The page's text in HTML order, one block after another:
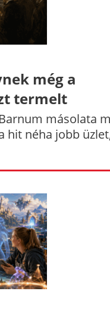
még a
termelt
másolata
hit néha jobb